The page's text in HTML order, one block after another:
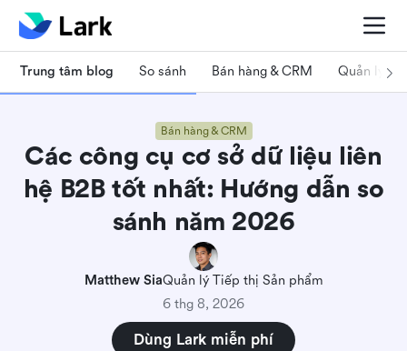
Trung tâm blog So sánh Bán hàng & CRM Quản lý dự
Bán hàng & CRM
Các công cụ cơ sở dữ liệu liên
hệ B2B tốt nhất: Hướng dẫn so
sánh năm 2026
Matthew SiaQuản lý Tiếp thị Sản phẩm
6 thg 8, 2026
Dùng Lark miễn phí